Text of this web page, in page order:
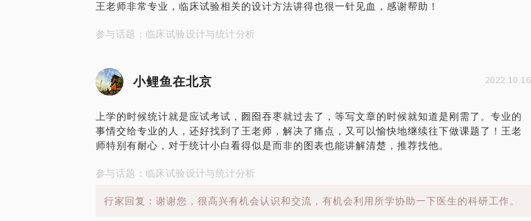
王老师非常专业，临床试验相关的设计方法讲得也很一针见血，感谢帮助！
参与话题：临床试验设计与统计分析
小鲤鱼在北京 2022.10.16
上学的时候统计就是应试考试，囫囵吞枣就过去了，等写文章的时候就知道是刚需了。专业的
事情交给专业的人，还好找到了王老师，解决了痛点，又可以愉快地继续往下做课题了！王老
师特别有耐心，对于统计小白看得似是而非的图表也能讲解清楚，推荐找他。
参与话题：临床试验设计与统计分析
行家回复：谢谢您，很高兴有机会认识和交流，有机会利用所学协助一下医生的科研工作。